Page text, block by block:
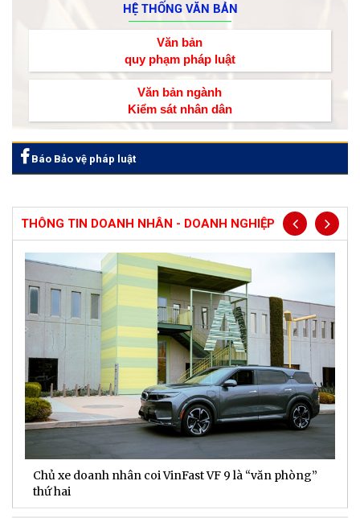
HỆ THỐNG VĂN BẢN
Văn bản
quy phạm pháp luật
Văn bản ngành
Kiểm sát nhân dân
Báo Bảo vệ pháp luật
THÔNG TIN DOANH NHÂN - DOANH NGHIỆP
Chủ xe doanh nhân coi VinFast VF 9 là “văn phòng”
thứ hai